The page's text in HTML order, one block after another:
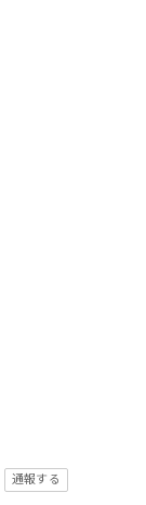
通報する